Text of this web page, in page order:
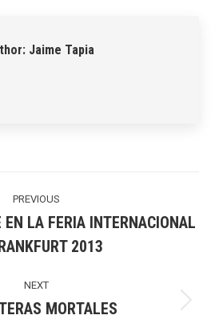
Jaime Tapia
PREVIOUS
post:
EN LA FERIA INTERNACIONAL
2013
NEXT
Next
MORTALES